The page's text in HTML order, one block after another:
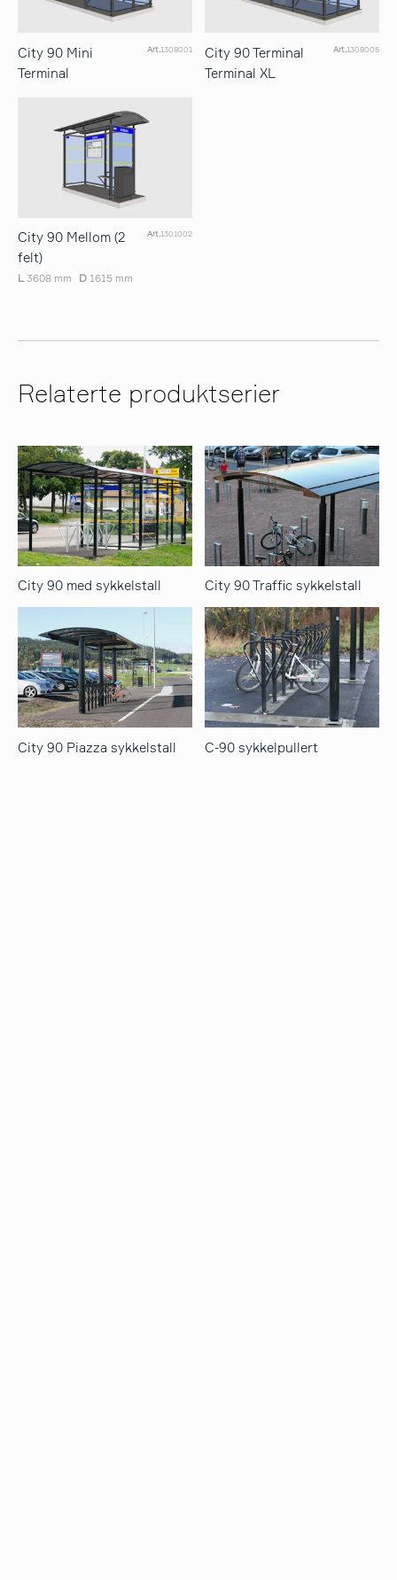
City 90 Mini
Terminal
Art.1308001
City 90 Terminal
Terminal XL
Art.1308005
City 90 Mellom (2
felt)
Art.1301002
L 3608 mm D 1615 mm
Relaterte produktserier
City 90 med sykkelstall City 90 Traffic sykkelstall
City 90 Piazza sykkelstall C-90 sykkelpullert